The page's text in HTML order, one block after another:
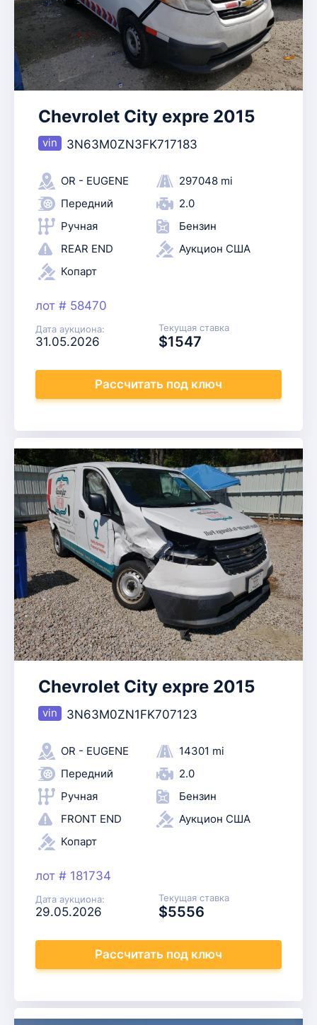
Chevrolet City expre 2015
3N63M0ZN3FK717183
OR - EUGENE
297048 mi
Передний
2.0
Ручная
Бензин
REAR END
Аукцион США
Копарт
лот # 58470
Дата аукциона:
31.05.2026
Текущая ставка
$1547
Рассчитать под ключ
Chevrolet City expre 2015
3N63M0ZN1FK707123
OR - EUGENE
14301 mi
Передний
2.0
Ручная
Бензин
FRONT END
Аукцион США
Копарт
лот # 181734
Дата аукциона:
29.05.2026
Текущая ставка
$5556
Рассчитать под ключ